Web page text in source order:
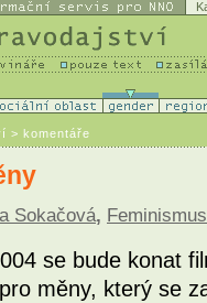
> komentáře
Sokačová,
se bude konat
měny, který se